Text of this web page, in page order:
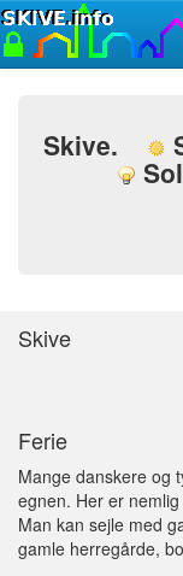
Skive.
Skive
Ferie
Mange danskere og
egnen. Her er
Man kan sejle med
gamle herregårde,